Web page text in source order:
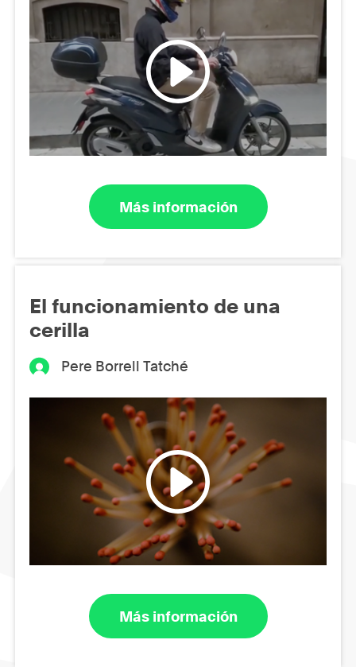
Más información
El funcionamiento de una
cerilla
Pere Borrell Tatché
Más información